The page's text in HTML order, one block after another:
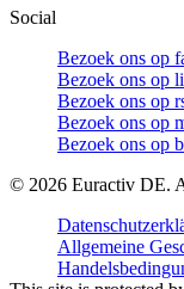
Social
Bezoek ons op
Bezoek ons op
Bezoek ons op
Bezoek ons op
Bezoek ons op
© 2026 Euractiv DE.
Allgemeine